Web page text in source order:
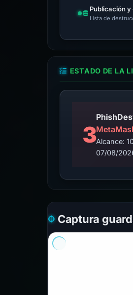
Publicación
Lista de
ESTADO DE LA
3Alcance:
07/08/
Captura